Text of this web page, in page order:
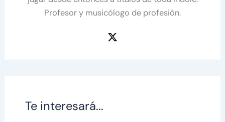
Profesor y musicólogo de profesión.
Te interesará...